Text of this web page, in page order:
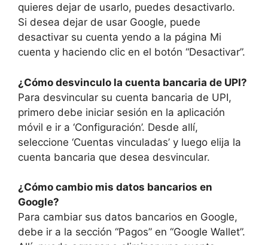
quieres dejar de usarlo, puedes desactivarlo.
Si desea dejar de usar Google, puede
desactivar su cuenta yendo a la página Mi
cuenta y haciendo clic en el botón “Desactivar”.
¿Cómo desvinculo la cuenta bancaria de UPI?
Para desvincular su cuenta bancaria de UPI,
primero debe iniciar sesión en la aplicación
móvil e ir a ‘Configuración’. Desde allí,
seleccione ‘Cuentas vinculadas’ y luego elija la
cuenta bancaria que desea desvincular.
¿Cómo cambio mis datos bancarios en
Google?
Para cambiar sus datos bancarios en Google,
debe ir a la sección “Pagos” en “Google Wallet”.